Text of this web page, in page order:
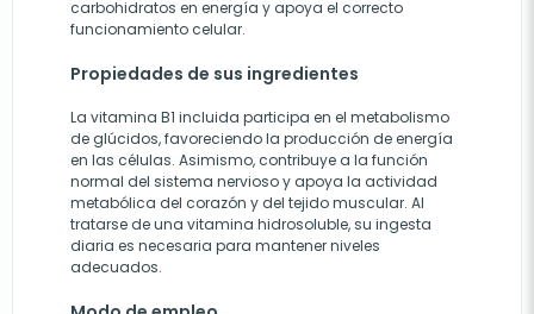
carbohidratos en energía y apoya el correcto
funcionamiento celular.
Propiedades de sus ingredientes
La vitamina B1 incluida participa en el metabolismo
de glúcidos, favoreciendo la producción de energía
en las células. Asimismo, contribuye a la función
normal del sistema nervioso y apoya la actividad
metabólica del corazón y del tejido muscular. Al
tratarse de una vitamina hidrosoluble, su ingesta
diaria es necesaria para mantener niveles
adecuados.